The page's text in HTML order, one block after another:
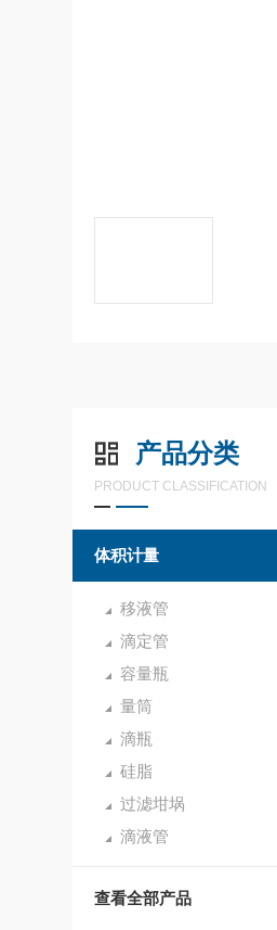
产品分类
PRODUCT CLASSIFICATION
体积计量
移液管
滴定管
容量瓶
量筒
滴瓶
硅脂
过滤坩埚
滴液管
查看全部产品